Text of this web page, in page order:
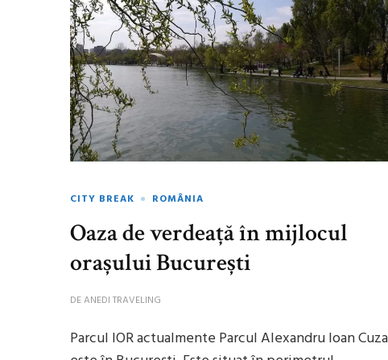
CITY BREAK ROMÂNIA
Oaza de verdeață în mijlocul
orașului București
DEANEDI TRAVELING
Parcul IOR actualmente Parcul Alexandru Ioan Cuza